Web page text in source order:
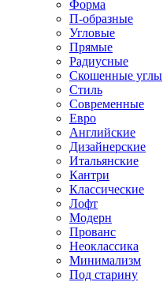
Форма
П-образные
Угловые
Прямые
Радиусные
Скошенные углы
Стиль
Современные
Евро
Английские
Дизайнерские
Итальянские
Кантри
Классические
Лофт
Модерн
Прованс
Неоклассика
Минимализм
Под старину